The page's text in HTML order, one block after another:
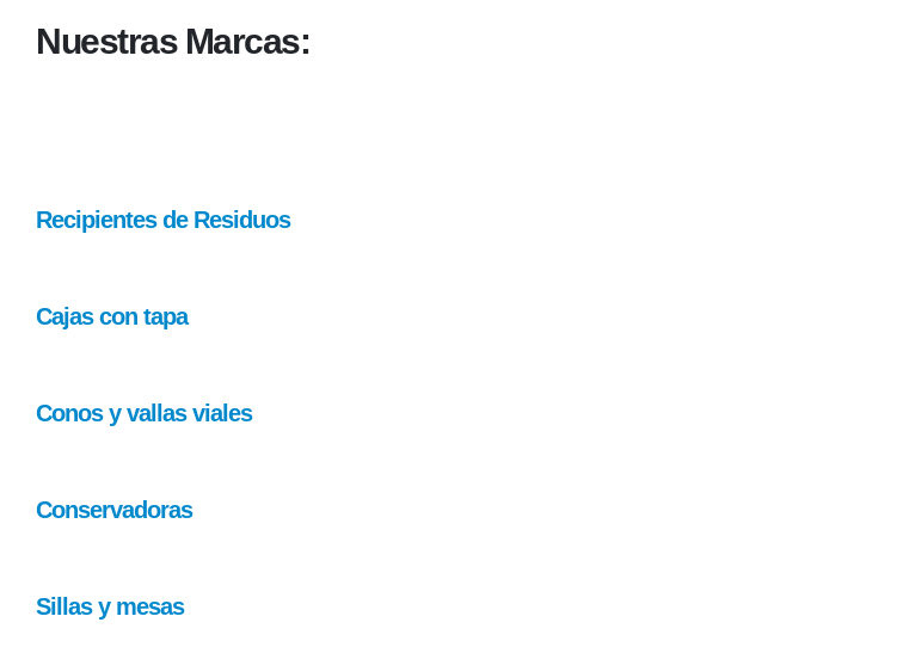
Nuestras Marcas:
Recipientes de Residuos
Cajas con tapa
Conos y vallas viales
Conservadoras
Sillas y mesas